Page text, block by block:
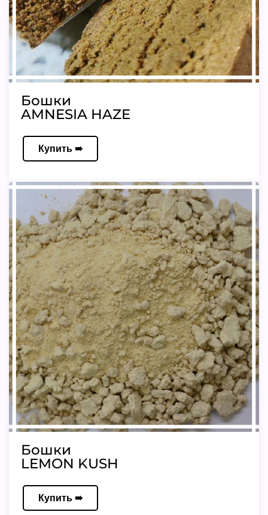
Бошки
AMNESIA HAZE
Купить ➠
Бошки
LEMON KUSH
Купить ➠